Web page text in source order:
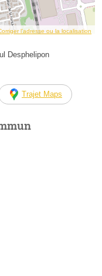
l’adresse ou la localisation
Desphelipon
Trajet Maps